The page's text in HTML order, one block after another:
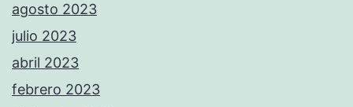
agosto 2023
julio 2023
abril 2023
febrero 2023